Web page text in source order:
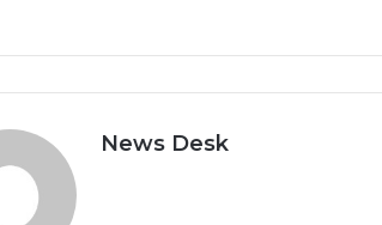
News Desk